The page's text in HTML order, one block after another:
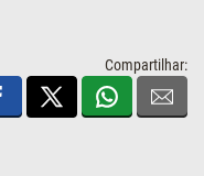
Compartilhar: